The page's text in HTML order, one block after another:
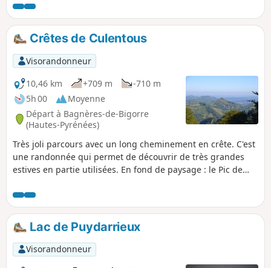
vous fera découvrir un paysage urbain
et agricole typique de la vallée. Vous
débuterez par un chemin bucolique en
bordure de Neste, suivi du village
historique de Sarancolin avant de vous
engager sur une douce mais longue
ascension jusqu'au pied de Pène Haute.
Le retour se fera par une piste
forestière très roulante, contrôlez vos
freins avant de partir!
Crêtes de Culentous
Visorandonneur
10,46 km
+709 m
-710 m
5h 00
Moyenne
Départ à Bagnères-de-Bigorre
(Hautes-Pyrénées)
Très joli parcours avec un long cheminement en crête. C'est
une randonnée qui permet de découvrir de très grandes
estives en partie utilisées. En fond de paysage : le Pic de
entreprendre cette randonnée en crête par temps de
brouillard ou pluie importante.
Lac de Puydarrieux
Visorandonneur